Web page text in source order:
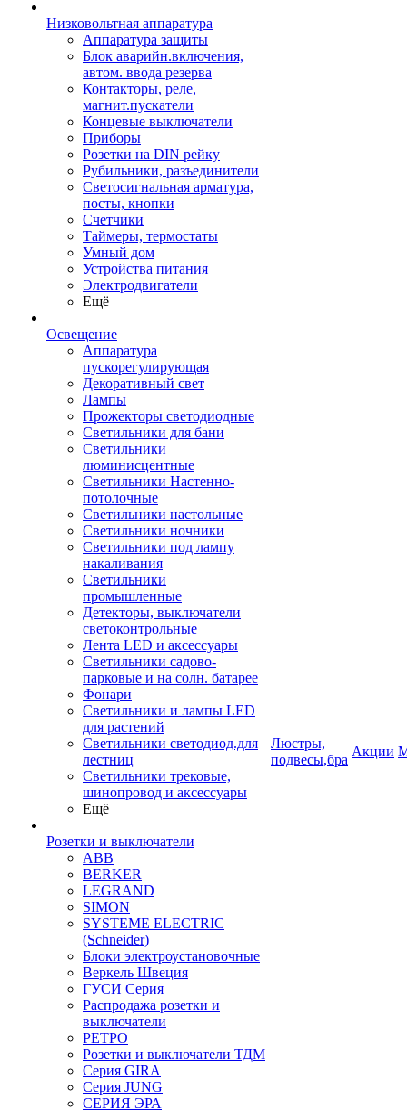
Низковольтная аппаратура
Аппаратура защиты
Блок аварийн.включения,
автом. ввода резерва
Контакторы, реле,
магнит.пускатели
Концевые выключатели
Приборы
Розетки на DIN рейку
Рубильники, разъединители
Светосигнальная арматура,
посты, кнопки
Счетчики
Таймеры, термостаты
Умный дом
Устройства питания
Электродвигатели
Ещё
Освещение
Аппаратура
пускорегулирующая
Декоративный свет
Лампы
Прожекторы светодиодные
Светильники для бани
Светильники
люминисцентные
Светильники Настенно-
потолочные
Светильники настольные
Светильники ночники
Светильники под лампу
накаливания
Светильники
промышленные
Детекторы, выключатели
светоконтрольные
Лента LED и аксессуары
Светильники садово-
парковые и на солн. батарее
Фонари
Светильники и лампы LED
для растений
Светильники светодиод.для
лестниц
Светильники трековые,
шинопровод и аксессуары
Ещё
Розетки и выключатели
ABB
BERKER
LEGRAND
SIMON
SYSTEME ELECTRIC
(Schneider)
Блоки электроустановочные
Веркель Швеция
ГУСИ Серия
Распродажа розетки и
выключатели
РЕТРО
Розетки и выключатели ТДМ
Серия GIRA
Серия JUNG
СЕРИЯ ЭРА
Люстры,
подвесы,бра
Акции